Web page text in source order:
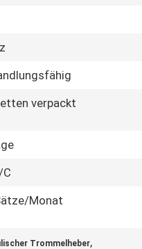
verpackt
Monat
Trommelheber,